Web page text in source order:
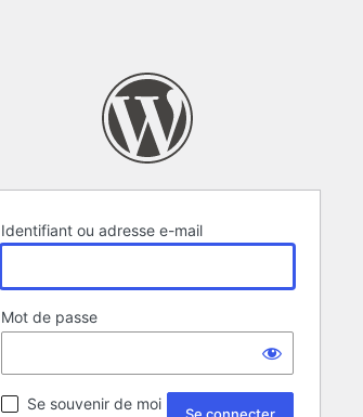
Identifiant ou adresse e-mail
Mot de passe
Se souvenir de moi